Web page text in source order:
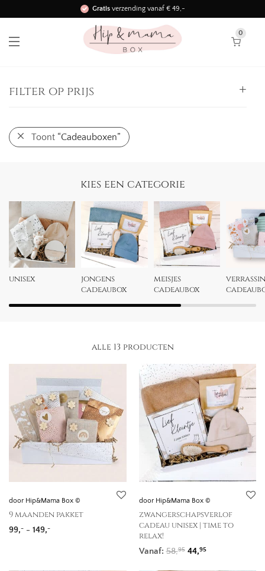
Gratisverzending vanaf € 49,-
Binnen 3 werkdagen in huis!
0
filter op prijs
Alle
0,--25,-
- 100, -
100,- -125,-
125, -150,
Toont “Cadeauboxen”
kies een categorie
unisex
jongens
cadeaubox
meisjes
cadeaubox
alle 13 producten
door Hip&Mama Box ©
9 maanden pakket
99,- - 149,-Prijsklasse: 99,- tot 149,-
door Hip&Mama Box ©
zwangerschapsverlof
cadeau unisex | time to
relax!
Vanaf:58,95 Oorspronkelijke
44,95Huidige prijs